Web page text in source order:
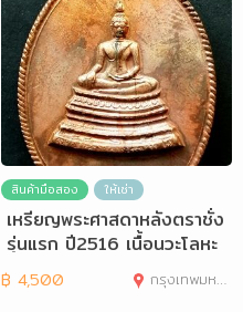
สินค้ามือสอง ให้เช่า
เหรียญพระศาสดาหลังตราชั่ง
รุ่นแรก ปี2516 เนื้อนวะโลหะ
฿ 4,500 กรุงเทพมหานคร